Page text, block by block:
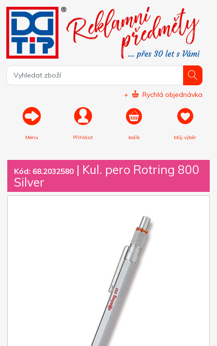
+ Rychlá objednávka
Menu Přihlásit košík Můj výběr
Kód: 68.2032580 | Kul. pero Rotring 800
Silver